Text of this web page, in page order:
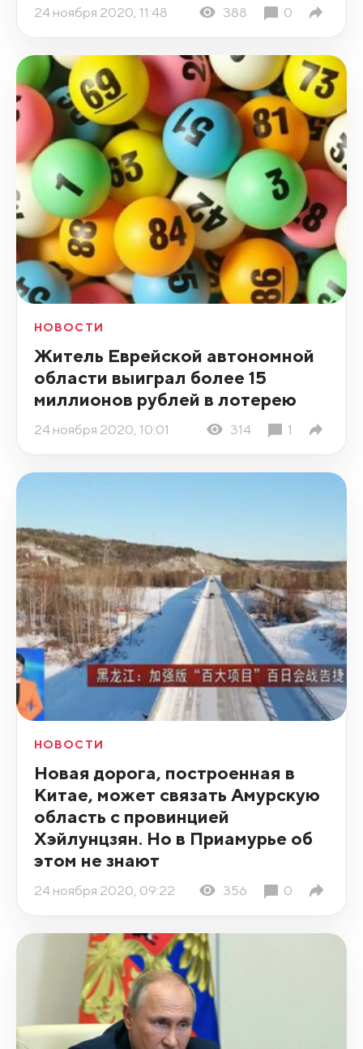
24 ноября 2020, 11:48 388 0
НОВОСТИ
Житель Еврейской автономной
области выиграл более 15
миллионов рублей в лотерею
24 ноября 2020, 10:01 314 1
НОВОСТИ
Новая дорога, построенная в
Китае, может связать Амурскую
область с провинцией
Хэйлунцзян. Но в Приамурье об
этом не знают
24 ноября 2020, 09:22 356 0